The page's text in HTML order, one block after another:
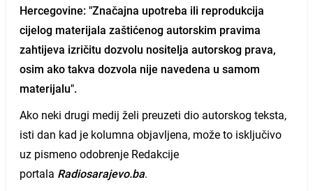
Hercegovine: "Značajna upotreba ili reprodukcija
cijelog materijala zaštićenog autorskim pravima
zahtijeva izričitu dozvolu nositelja autorskog prava,
osim ako takva dozvola nije navedena u samom
materijalu".
Ako neki drugi medij želi preuzeti dio autorskog teksta,
isti dan kad je kolumna objavljena, može to isključivo
uz pismeno odobrenje Redakcije
portala Radiosarajevo.ba.